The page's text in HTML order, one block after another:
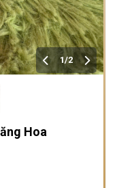
1/2
Hoa